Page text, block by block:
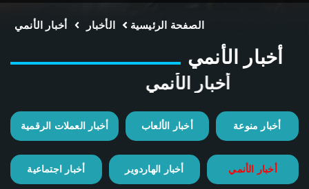
الصفحة الرئيسية الأخبار أخبار الأنمي
أخبار الأنمي
أخبار الأنمي
أخبار منوعة أخبار الألعاب أخبار العملات الرقمية
أخبار الأنمي أخبار الهاردوير أخبار اجتماعية